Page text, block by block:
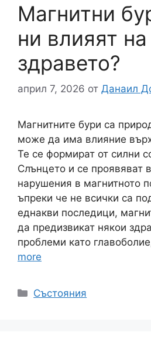
Магнитни
ни влияят на
здравето?
април 7, 2026 от Данаил
Магнитните бури са
може да има влияние
Те се формират от силни
Слънцето и се проявяват
нарушения в магнитното
ъпреки че не всички са
еднакви последици,
да предизвикат някои
проблеми като
more
Категории
Състояния